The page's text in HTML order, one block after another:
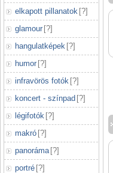
elkapott pillanatok [?]
glamour [?]
hangulatképek [?]
humor [?]
infravörös fotók [?]
koncert - színpad [?]
légifotók [?]
makró [?]
panoráma [?]
portré [?]